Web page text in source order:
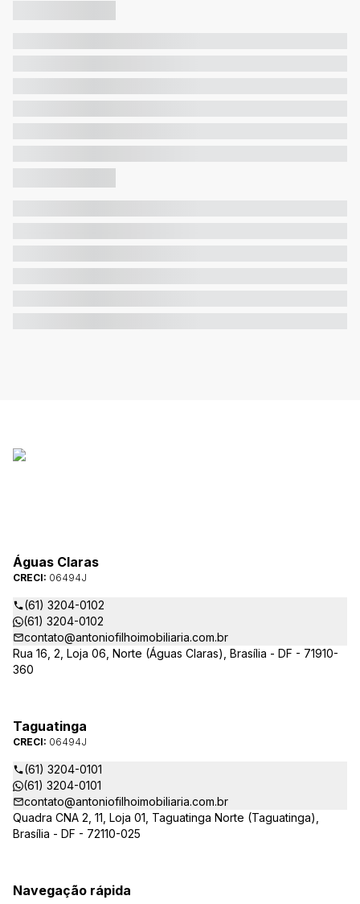
Águas Claras
CRECI: 06494J
(61) 3204-0102
(61) 3204-0102
contato@antoniofilhoimobiliaria.com.br
Rua 16, 2, Loja 06, Norte (Águas Claras), Brasília - DF - 71910-
360
Taguatinga
CRECI: 06494J
(61) 3204-0101
(61) 3204-0101
contato@antoniofilhoimobiliaria.com.br
Quadra CNA 2, 11, Loja 01, Taguatinga Norte (Taguatinga),
Brasília - DF - 72110-025
Navegação rápida